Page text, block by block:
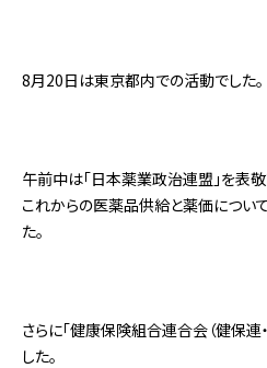
8月20日は東京都内での活動でした。
午前中は「日本薬業政治連盟」を表敬
これからの医薬品供給と薬価につい
た。
さらに「健康保険組合連合会（健保連
した。